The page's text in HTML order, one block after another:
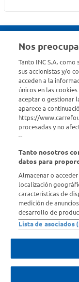
Estamos para
¿Tenés una
Descubrí
Conocenos
Info útil
Comprá Online
Nos
Tanto INC S.A.
sus accionistas y/o
acceden a la
únicos en las
aceptar o gestionar
aparece a
https://
procesadas y no
--
Tanto nosotros
datos para
Almacenar o
localización
características de
medición de
desarrollo de
Lista de asociados